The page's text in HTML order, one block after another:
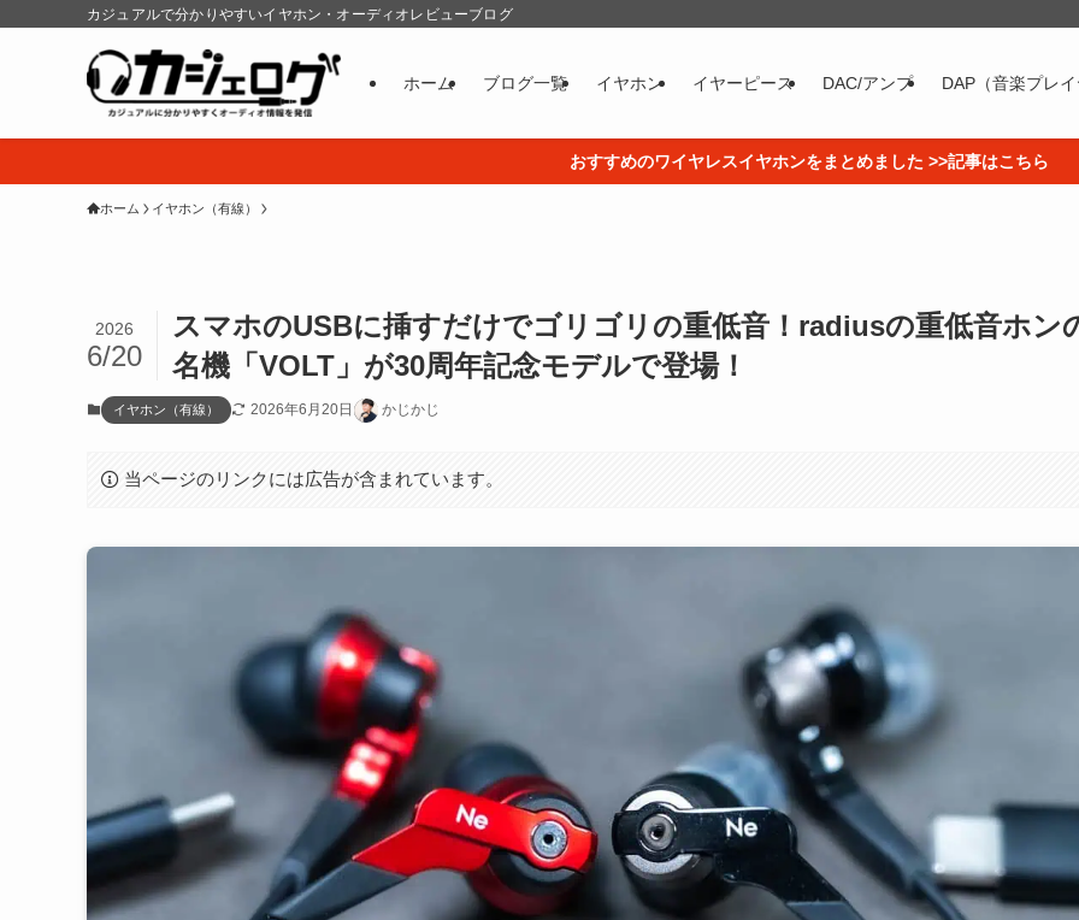
カジュアルで分かりやすいイヤホン・オーディオレビューブログ
ホーム ブログ一覧 イヤホン イヤーピース DAC/アンプ DAP（音楽プレ
おすすめのワイヤレスイヤホンをまとめました >>記事はこちら
ホーム イヤホン（有線）
スマホのUSBに挿すだけでゴリゴリの重低音！radiusの重低音ホン
名機「VOLT」が30周年記念モデルで登場！
2026
6/20
イヤホン（有線） 2026年6月20日 かじかじ
当ページのリンクには広告が含まれています。